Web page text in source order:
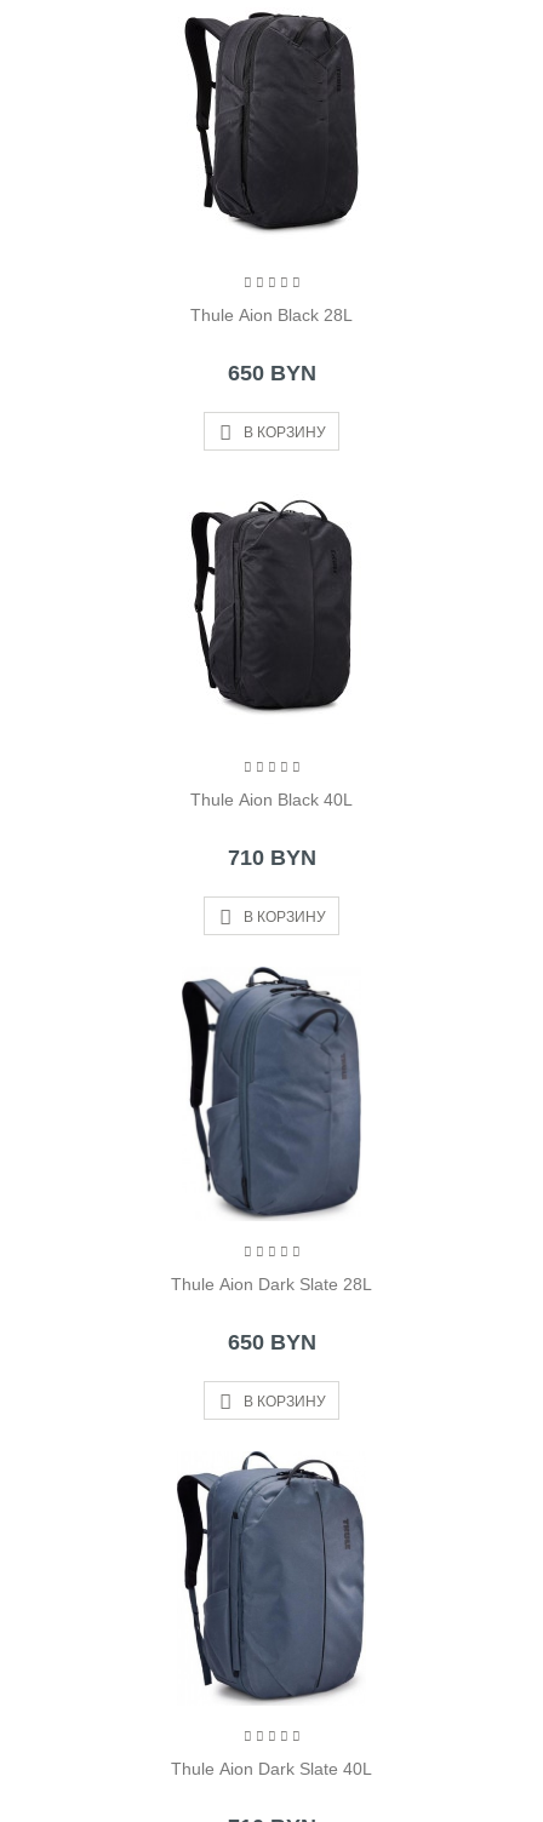
Thule Aion Black 28L
650 BYN
В КОРЗИНУ
Thule Aion Black 40L
710 BYN
В КОРЗИНУ
Thule Aion Dark Slate 28L
650 BYN
В КОРЗИНУ
Thule Aion Dark Slate 40L